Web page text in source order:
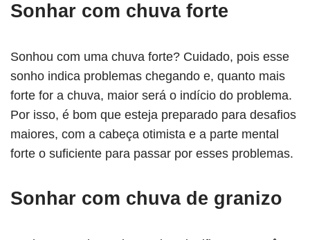
Sonhar com chuva forte
Sonhou com uma chuva forte? Cuidado, pois esse
sonho indica problemas chegando e, quanto mais
forte for a chuva, maior será o indício do problema.
Por isso, é bom que esteja preparado para desafios
maiores, com a cabeça otimista e a parte mental
forte o suficiente para passar por esses problemas.
Sonhar com chuva de granizo